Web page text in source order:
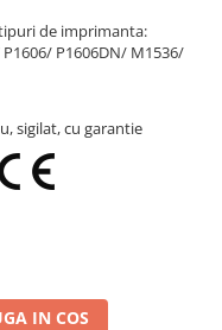
de imprimanta:
P1606/ P1606DN/ M1536/
sigilat, cu garantie
IN COS